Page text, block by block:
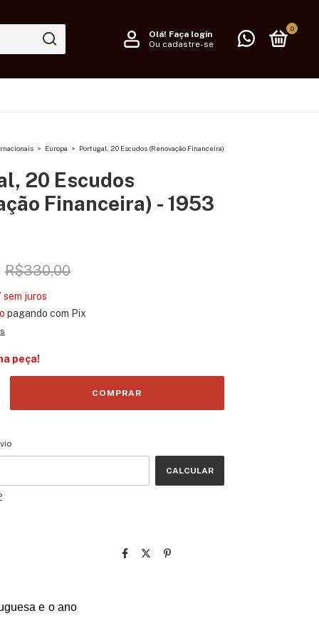
Olá! Faça login
Ou cadastre-se
0
> Europa > Portugal, 20 Escudos (Renovação Financeira)
20 Escudos
Financeira) - 1953
R$330,00
sem juros
pagando com Pix
peça!
CALCULAR
e o ano